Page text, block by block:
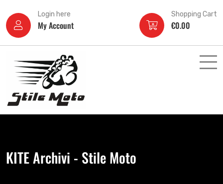
Login here
My Account
Shopping Cart
€0.00
KITE Archivi - Stile Moto